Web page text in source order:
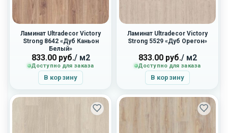
Ламинат Ultradecor Victory
Strong 8642 «Дуб Каньон
Белый»
833.00руб./ м2
Доступно для заказа
В корзину
Ламинат Ultradecor Victory
Strong 5529 «Дуб Орегон»
833.00руб./ м2
Доступно для заказа
В корзину